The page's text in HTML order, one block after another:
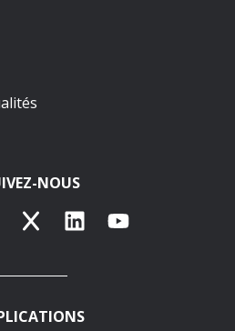
NOUS
X LinkedInYouTube